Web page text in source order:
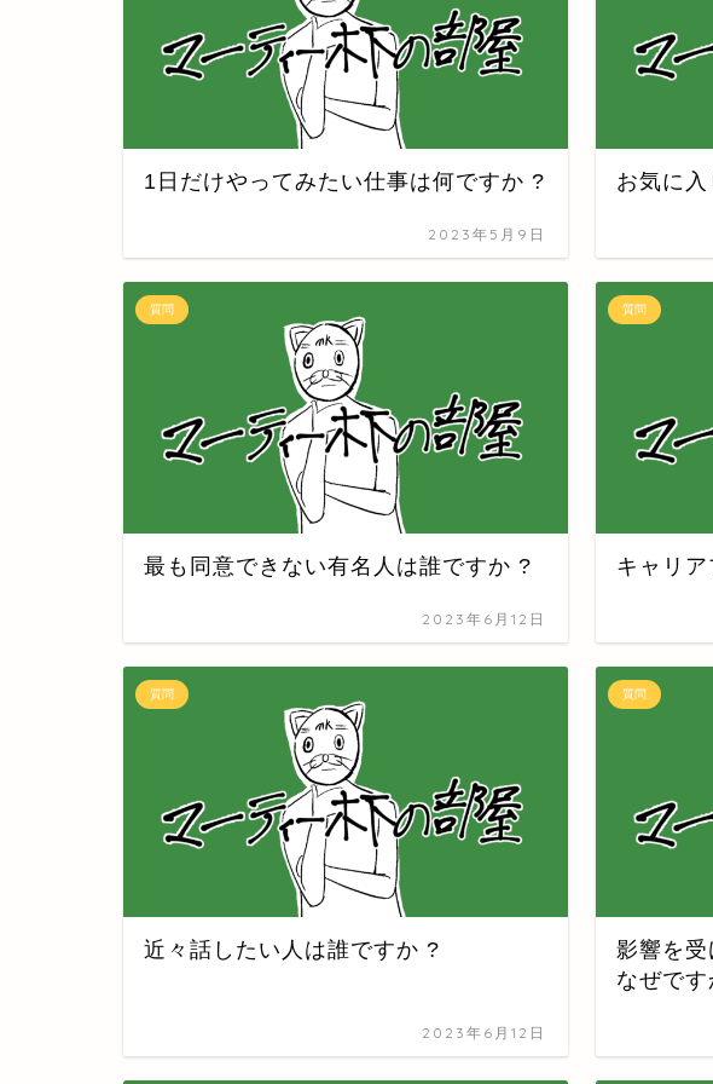
1日だけやってみたい仕事は何ですか ?
2023年5月9日
お気に入
質問
最も同意できない有名人は誰ですか ?
2023年6月12日
質問
キャリ
質問
近々話したい人は誰ですか ?
2023年6月12日
質問
影響を受
なぜで